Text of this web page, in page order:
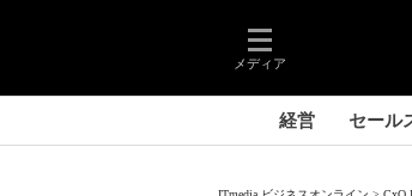
メディア
経営 セール